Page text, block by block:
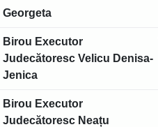
Georgeta
Birou Executor
Judecătoresc Velicu Denisa-
Jenica
Birou Executor
Judecătoresc Neațu